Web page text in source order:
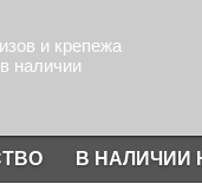
и крепежа
наличии
В НАЛИЧИИ